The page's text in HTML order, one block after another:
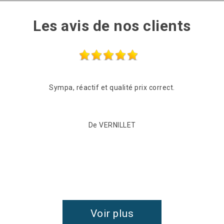
Les avis de nos clients
et qualité prix correct.
Voir plus